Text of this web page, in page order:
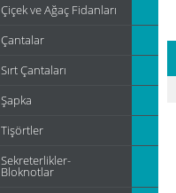
Çiçek ve Ağaç Fidanları
Çantalar
Sırt Çantaları
Şapka
Tişörtler
Sekreterlikler-
Bloknotlar